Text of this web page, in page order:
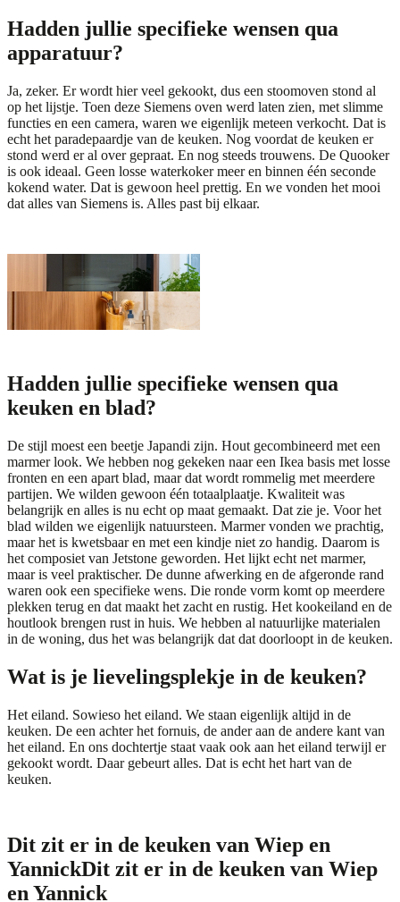
Hadden jullie specifieke wensen qua
apparatuur?
Ja, zeker. Er wordt hier veel gekookt, dus een stoomoven stond al
op het lijstje. Toen deze Siemens oven werd laten zien, met slimme
functies en een camera, waren we eigenlijk meteen verkocht. Dat is
echt het paradepaardje van de keuken. Nog voordat de keuken er
stond werd er al over gepraat. En nog steeds trouwens. De Quooker
is ook ideaal. Geen losse waterkoker meer en binnen één seconde
kokend water. Dat is gewoon heel prettig. En we vonden het mooi
dat alles van Siemens is. Alles past bij elkaar.
Hadden jullie specifieke wensen qua
keuken en blad?
De stijl moest een beetje Japandi zijn. Hout gecombineerd met een
marmer look. We hebben nog gekeken naar een Ikea basis met losse
fronten en een apart blad, maar dat wordt rommelig met meerdere
partijen. We wilden gewoon één totaalplaatje. Kwaliteit was
belangrijk en alles is nu echt op maat gemaakt. Dat zie je. Voor het
blad wilden we eigenlijk natuursteen. Marmer vonden we prachtig,
maar het is kwetsbaar en met een kindje niet zo handig. Daarom is
het composiet van Jetstone geworden. Het lijkt echt net marmer,
maar is veel praktischer. De dunne afwerking en de afgeronde rand
waren ook een specifieke wens. Die ronde vorm komt op meerdere
plekken terug en dat maakt het zacht en rustig. Het kookeiland en de
houtlook brengen rust in huis. We hebben al natuurlijke materialen
in de woning, dus het was belangrijk dat dat doorloopt in de keuken.
Wat is je lievelingsplekje in de keuken?
Het eiland. Sowieso het eiland. We staan eigenlijk altijd in de
keuken. De een achter het fornuis, de ander aan de andere kant van
het eiland. En ons dochtertje staat vaak ook aan het eiland terwijl er
gekookt wordt. Daar gebeurt alles. Dat is echt het hart van de
keuken.
Dit zit er in de keuken van Wiep en
YannickDit zit er in de keuken van Wiep
en Yannick